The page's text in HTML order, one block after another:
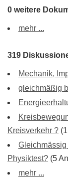
0 weitere
mehr ...
319
Mechanik,
gleichmäßig
Kreisverkehr ?
Physiktest? (5
mehr ...